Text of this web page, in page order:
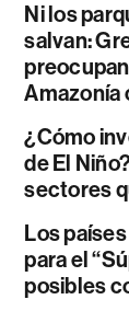
Ni los
salvan:
Amazonía
¿Cómo
de El
sectores
Los
para el
posibles